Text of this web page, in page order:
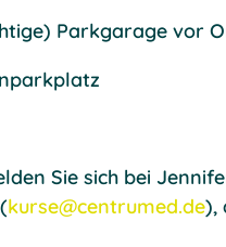
Parkgarage vor
Sie sich bei
kurse@centrumed.de),